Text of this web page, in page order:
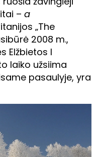
– a
„The
2008 m.,
Elžbietos I
laiko užsiima
pasaulyje, yra